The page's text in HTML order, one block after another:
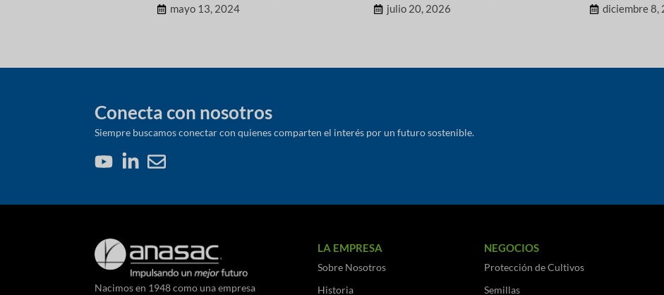
mayo 13, 2024
julio 20, 2026
diciembre 8,
Conecta con nosotros
Siempre buscamos conectar con quienes comparten el interés por un futuro sostenible.
Nacimos en 1948 como una empresa
LA EMPRESA
Sobre Nosotros
Historia
NEGOCIOS
Protección de Cultivos
Semillas